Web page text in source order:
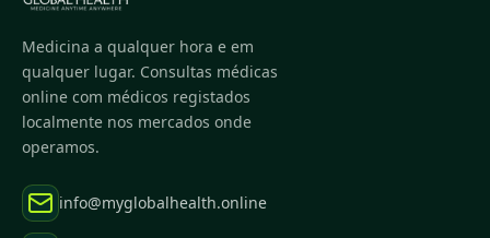
Medicina a qualquer hora e em
qualquer lugar. Consultas médicas
online com médicos registados
localmente nos mercados onde
operamos.
info@myglobalhealth.online